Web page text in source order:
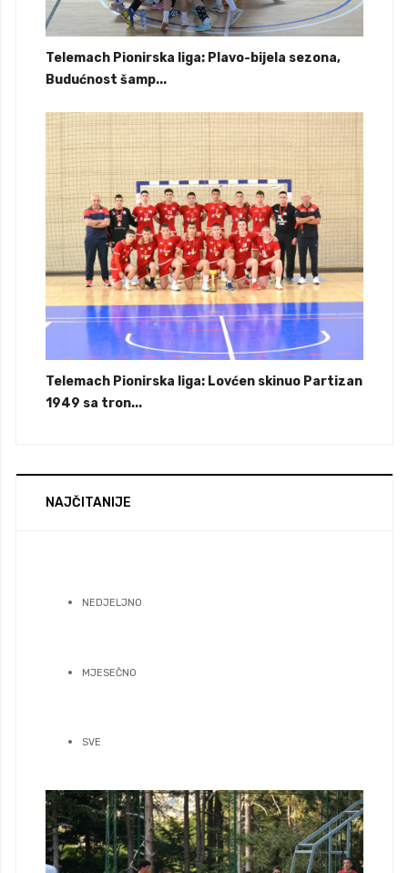
Telemach Pionirska liga: Plavo-bijela sezona,
Budućnost šamp...
Telemach Pionirska liga: Lovćen skinuo Partizan
1949 sa tron...
NAJČITANIJE
NEDJELJNO
MJESEČNO
SVE